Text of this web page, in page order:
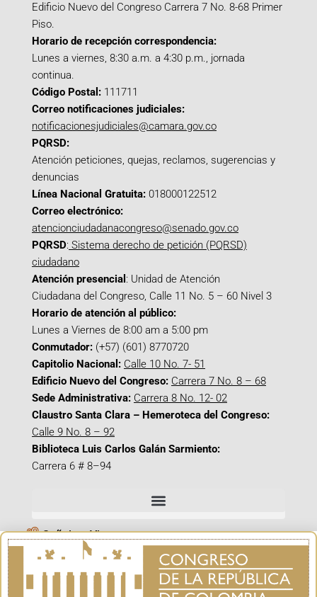
Edificio Nuevo del Congreso Carrera 7 No. 8-68 Primer
Piso.
Horario de recepción correspondencia:
Lunes a viernes, 8:30 a.m. a 4:30 p.m., jornada
continua.
Código Postal: 111711
Correo notificaciones judiciales:
notificacionesjudiciales@camara.gov.co
PQRSD:
Atención peticiones, quejas, reclamos, sugerencias y
denuncias
Línea Nacional Gratuita: 018000122512
Correo electrónico:
atencionciudadanacongreso@senado.gov.co
PQRSD: Sistema derecho de petición (PQRSD)
ciudadano
Atención presencial : Unidad de Atención
Ciudadana del Congreso, Calle 11 No. 5 – 60 Nivel 3
Horario de atención al público:
Lunes a Viernes de 8:00 am a 5:00 pm
Conmutador: (+57) (601) 8770720
Capitolio Nacional: Calle 10 No. 7- 51
Edificio Nuevo del Congreso: Carrera 7 No. 8 – 68
Sede Administrativa: Carrera 8 No. 12- 02
Claustro Santa Clara – Hemeroteca del Congreso:
Calle 9 No. 8 – 92
Biblioteca Luis Carlos Galán Sarmiento:
Carrera 6 # 8–94
Señal en Vivo
Facebook_@CamaraColombia
Instagram_@CamaraColombia